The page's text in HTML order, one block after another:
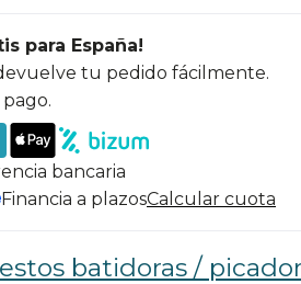
para España!
tu pedido fácilmente.
bancaria
Financia a plazosCalcular cuota
batidoras /